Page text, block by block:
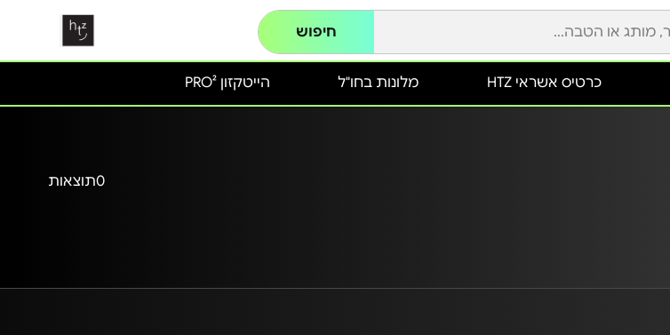
חיפוש
הייטקזון PRO² מלונות בחו"ל כרטיס אשראי HTZ
0תוצאות